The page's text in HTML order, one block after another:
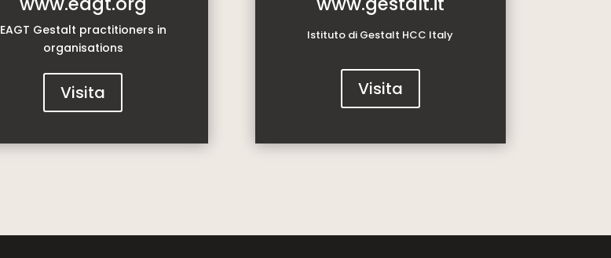
EAGT Gestalt practitioners in
organisations
Visita
Istituto di Gestalt HCC Italy
Visita